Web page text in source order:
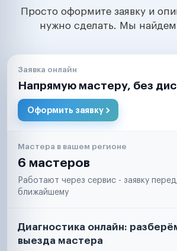
Просто оформите заявку и
нужно сделать. Мы
Заявка онлайн
Напрямую мастеру, без
Оформить заявку
Мастера в вашем регионе
6 мастеров
Работают через сервис - заявку
ближайшему
Диагностика онлайн:
выезда мастера